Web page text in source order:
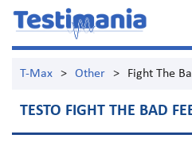
T-Max > Other > Fight The
TESTO FIGHT THE BAD